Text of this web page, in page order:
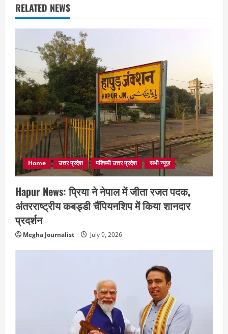
RELATED NEWS
Home उत्तर प्रदेश पश्चिमी उत्तर प्रदेश सभी न्यूज़
Hapur News: प्रिया ने नेपाल में जीता रजत पदक,
अंतरराष्ट्रीय कबड्डी चैंपियनशिप में किया शानदार
प्रदर्शन
Megha Journalist July 9, 2026